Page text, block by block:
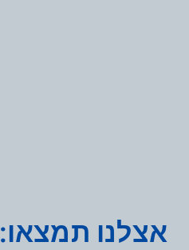
אצלנו תמצאו: